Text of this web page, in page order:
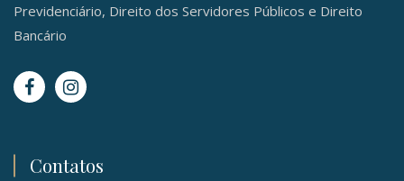
Previdenciário, Direito dos Servidores Públicos e Direito
Bancário
Contatos